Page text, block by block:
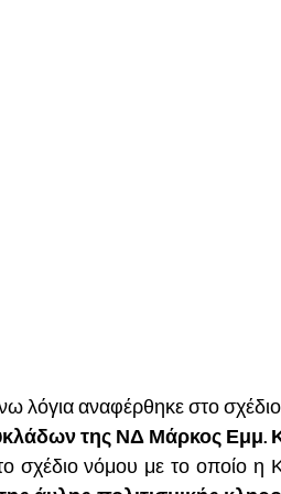
λόγια αναφέρθηκε στο
της ΝΔ Μάρκος Εμμ.
το σχέδιο νόμου με το οποίο η